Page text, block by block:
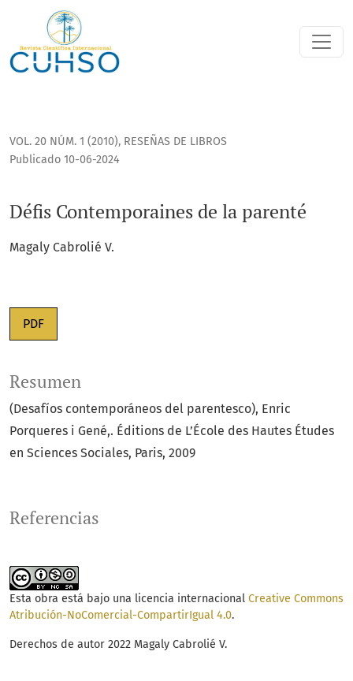
Défis Contemporaines de la parenté
VOL. 20 NÚM. 1 (2010), RESEÑAS DE LIBROS
Défis Contemporaines de la parenté
Publicado 10-06-2024
Magaly Cabrolié V.
PDF
Resumen
(Desafíos contemporáneos del parentesco), Enric
Porqueres i Gené,. Éditions de L’École des Hautes Études
en Sciences Sociales, Paris, 2009
Referencias
Esta obra está bajo una licencia internacional Creative Commons
Atribución-NoComercial-CompartirIgual 4.0.
Derechos de autor 2022 Magaly Cabrolié V.